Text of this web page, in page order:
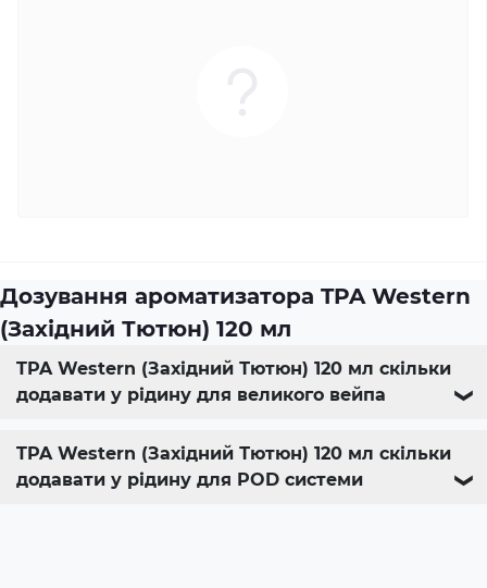
Дозування ароматизатора TPA Western
(Західний Тютюн) 120 мл
TPA Western (Західний Тютюн) 120 мл скільки
додавати у рідину для великого вейпа
❯
TPA Western (Західний Тютюн) 120 мл скільки
додавати у рідину для POD системи
❯